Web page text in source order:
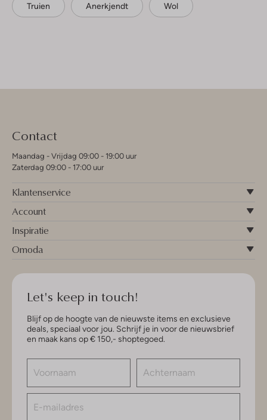
Truien Anerkjendt Wol
Contact
Maandag - Vrijdag 09:00 - 19:00 uur
Zaterdag 09:00 - 17:00 uur
Klantenservice
Account
Inspiratie
Omoda
Let's keep in touch!
Blijf op de hoogte van de nieuwste items en exclusieve
deals, speciaal voor jou. Schrijf je in voor de nieuwsbrief
en maak kans op € 150,- shoptegoed.